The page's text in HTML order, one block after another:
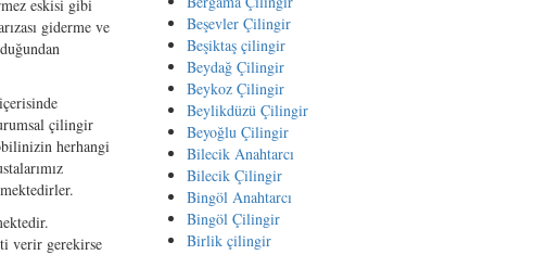
eskisi gibi
giderme ve
çilingir
herhangi
verir gerekirse
Beşevler Çilingir
Beşiktaş çilingir
Beydağ Çilingir
Beykoz Çilingir
Beylikdüzü Çilingir
Beyoğlu Çilingir
Bilecik Anahtarcı
Bilecik Çilingir
Bingöl Anahtarcı
Bingöl Çilingir
Birlik çilingir